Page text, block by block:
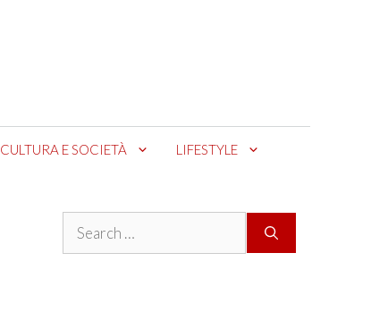
CULTURA E SOCIETÀ LIFESTYLE
Search